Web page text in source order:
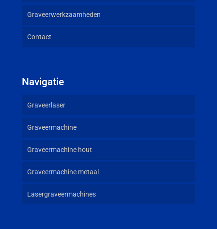
Graveerwerkzaamheden
Contact
Navigatie
Graveerlaser
Graveermachine
Graveermachine hout
Graveermachine metaal
Lasergraveermachines